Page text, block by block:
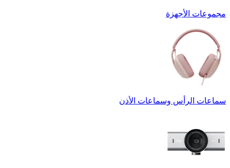
مجموعات الأجهزة
سماعات الرأس وسماعات الأذن